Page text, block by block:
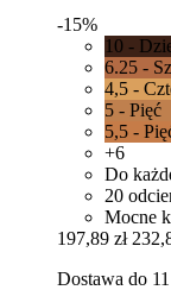
-15%
10 -
6.25 -
4,5 -
5 - Pięć
5,5 -
+6
Do
20
Mocne
197,89 zł
Dostawa do